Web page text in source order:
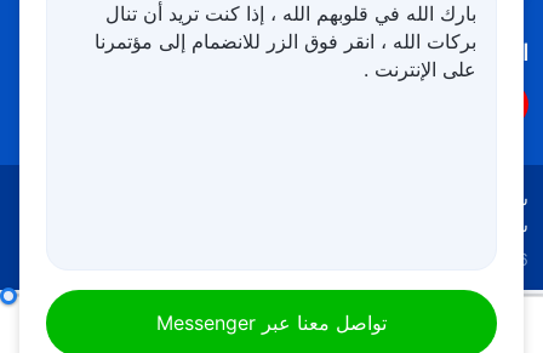
اتبعنا
شروط الاستخدام
سياسة ملفات تعريف الارتباط
Copyright © 2026
بارك الله في قلوبهم الله ، إذا كنت تريد أن تنال
بركات الله ، انقر فوق الزر للانضمام إلى مؤتمرنا
على الإنترنت .
تواصل معنا عبر Messenger جوهر المسيح هو الطاعة لمشيئة الآب السماوي